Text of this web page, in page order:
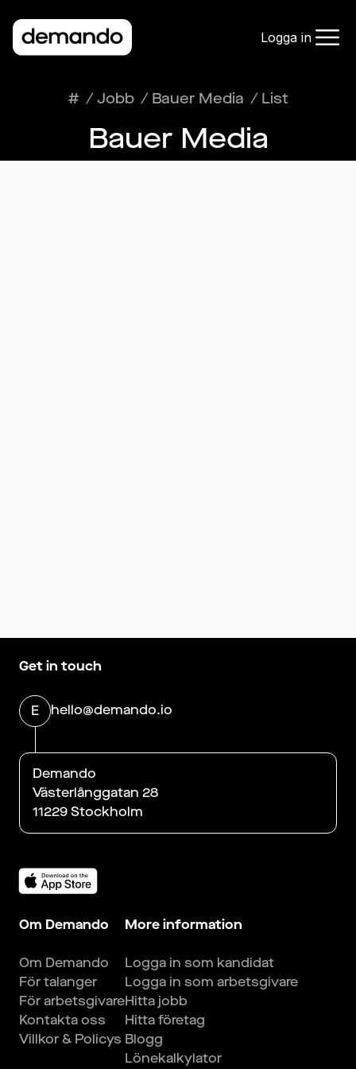
Logga in
# /Jobb / Bauer Media / List
Bauer Media
Get in touch
E hello@demando.io
Demando
Västerlånggatan 28
11229 Stockholm
Om Demando
Om Demando
För talanger
För arbetsgivare
Kontakta oss
Villkor & Policys
More information
Logga in som kandidat
Logga in som arbetsgivare
Hitta jobb
Hitta företag
Blogg
Lönekalkylator